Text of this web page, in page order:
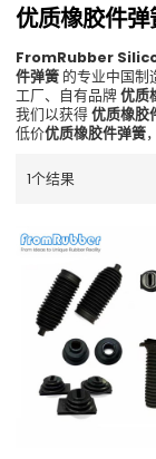
优质橡胶件弹
FromRubber
件弹簧 的专业中国
工厂、自有品牌优质
我们以获得优质橡胶
低价优质橡胶件弹簧
1个结果